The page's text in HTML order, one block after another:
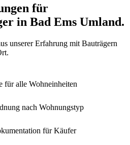
für
in Bad Ems Umland.
unserer Erfahrung mit Bauträgern
für alle Wohneinheiten
nach Wohnungstyp
für Käufer